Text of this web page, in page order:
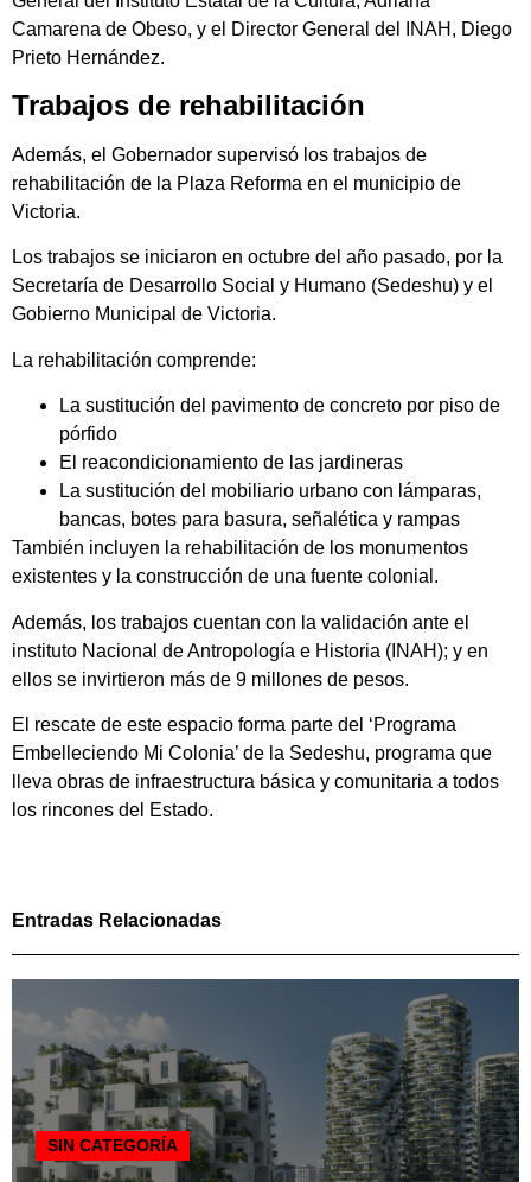
Camarena de Obeso, y el Director General del INAH, Diego
Prieto Hernández.
Trabajos de rehabilitación
Además, el Gobernador supervisó los trabajos de
rehabilitación de la Plaza Reforma en el municipio de
Victoria.
Los trabajos se iniciaron en octubre del año pasado, por la
Secretaría de Desarrollo Social y Humano (Sedeshu) y el
Gobierno Municipal de Victoria.
La rehabilitación comprende:
La sustitución del pavimento de concreto por piso de
pórfido
El reacondicionamiento de las jardineras
La sustitución del mobiliario urbano con lámparas,
bancas, botes para basura, señalética y rampas
También incluyen la rehabilitación de los monumentos
existentes y la construcción de una fuente colonial.
Además, los trabajos cuentan con la validación ante el
instituto Nacional de Antropología e Historia (INAH); y en
ellos se invirtieron más de 9 millones de pesos.
El rescate de este espacio forma parte del ‘Programa
Embelleciendo Mi Colonia’ de la Sedeshu, programa que
lleva obras de infraestructura básica y comunitaria a todos
los rincones del Estado.
Entradas Relacionadas
SIN CATEGORÍA